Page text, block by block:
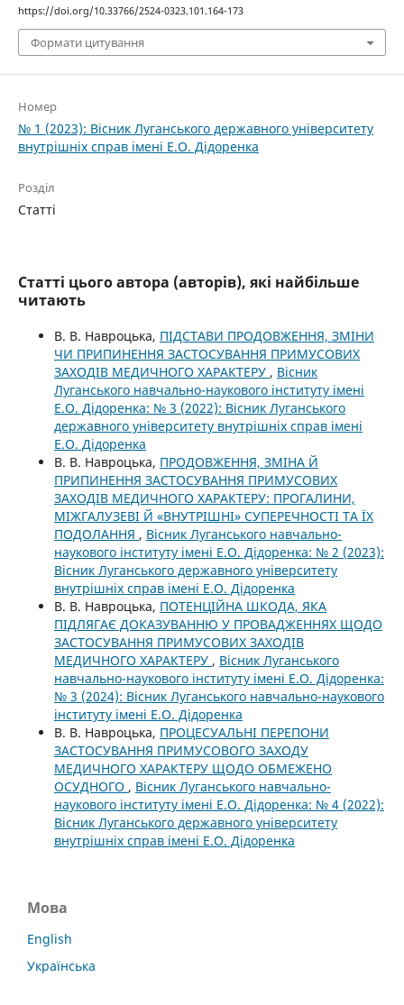
https://doi.org/10.33766/2524-0323.101.164-173
Формати цитування
Номер
№ 1 (2023): Вісник Луганського державного університету
внутрішніх справ імені Е.О. Дідоренка
Розділ
Статті
Статті цього автора (авторів), які найбільше
читають
В. В. Навроцька, ПІДСТАВИ ПРОДОВЖЕННЯ, ЗМІНИ
ЧИ ПРИПИНЕННЯ ЗАСТОСУВАННЯ ПРИМУСОВИХ
ЗАХОДІВ МЕДИЧНОГО ХАРАКТЕРУ , Вісник
Луганського навчально-наукового інституту імені
Е.О. Дідоренка: № 3 (2022): Вісник Луганського
державного університету внутрішніх справ імені
Е.О. Дідоренка
В. В. Навроцька, ПРОДОВЖЕННЯ, ЗМІНА Й
ПРИПИНЕННЯ ЗАСТОСУВАННЯ ПРИМУСОВИХ
ЗАХОДІВ МЕДИЧНОГО ХАРАКТЕРУ: ПРОГАЛИНИ,
МІЖГАЛУЗЕВІ Й «ВНУТРІШНІ» СУПЕРЕЧНОСТІ ТА ЇХ
ПОДОЛАННЯ , Вісник Луганського навчально-
наукового інституту імені Е.О. Дідоренка: № 2 (2023):
Вісник Луганського державного університету
внутрішніх справ імені Е.О. Дідоренка
В. В. Навроцька, ПОТЕНЦІЙНА ШКОДА, ЯКА
ПІДЛЯГАЄ ДОКАЗУВАННЮ У ПРОВАДЖЕННЯХ ЩОДО
ЗАСТОСУВАННЯ ПРИМУСОВИХ ЗАХОДІВ
МЕДИЧНОГО ХАРАКТЕРУ , Вісник Луганського
навчально-наукового інституту імені Е.О. Дідоренка:
№ 3 (2024): Вісник Луганського навчально-наукового
інституту імені Е.О. Дідоренка
В. В. Навроцька, ПРОЦЕСУАЛЬНІ ПЕРЕПОНИ
ЗАСТОСУВАННЯ ПРИМУСОВОГО ЗАХОДУ
МЕДИЧНОГО ХАРАКТЕРУ ЩОДО ОБМЕЖЕНО
ОСУДНОГО , Вісник Луганського навчально-
наукового інституту імені Е.О. Дідоренка: № 4 (2022):
Вісник Луганського державного університету
внутрішніх справ імені Е.О. Дідоренка
Мова
English
Українська